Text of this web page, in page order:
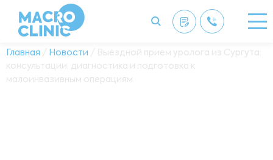
Главная / Новости / Выездной прием уролога из Сургута:
консультации, диагностика и подготовка к
малоинвазивным операциям